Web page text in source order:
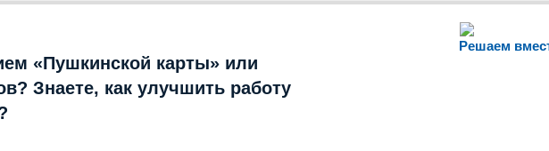
Решаем
«Пушкинской карты» или
Знаете, как улучшить работу